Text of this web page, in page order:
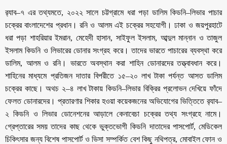
র‌্যাব–৭ এর তথ্যমতে, ২০২২ সালে চট্টগ্রামে ধরা পড়া ডালিম কিডনি–লিভার পাচার
চক্রের বাংলাদেশের প্রধান। রনি ও আলম এই চক্রের সহযোগী। ঢাকা ও জয়পুরহাটে
ধরা পড়া শাহরিয়ার ইমরান, মেহেদী হাসান, সাইফুল ইসলাম, আব্দুল মান্নান ও তাজুল
ইসলাম কিডনি ও লিভারের ডোনার সংগ্রহ করে। তাদের ভারতে পাচারের ব্যবস্থা করে
ডালিম, আলম ও রনি। ভারতে অবস্থান করা শাহিন ডোনারদের তত্ত্বাবধান করে।
শাহিনের মাধ্যমে প্রতিজন দাতার বিপরীতে ১৫–২০ লাখ টাকা পর্যন্ত আসত ডালিম
চক্রের কাছে। অথচ ২–৪ লাখ টাকায় কিডনি–লিভার বিক্রির প্রলোভন দেখিয়ে ফাঁদে
ফেলত ডোনারদের। প্রতারণার শিকার হওয়া কয়েকজনের অভিযোগের ভিত্তিতে র‌্যাব–
২ কিডনি ও লিভার ডোনেশনের আড়ালে কেনাবেচা চক্রের তথ্য সংগ্রহে নামে।
গ্রেপ্তারের সময় তাদের কাছ থেকে ভুক্তভোগী কিডনি দাতাদের পাসপোর্ট, মেডিকেল
চিকিৎসার জন্য বিশেষ পাসপোর্ট ও ভিসা সম্পর্কিত বেশ কিছু নথিপত্র, মোবাইল ফোন ও